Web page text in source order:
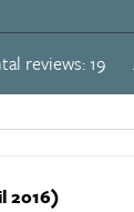
reviews: 19
2016)